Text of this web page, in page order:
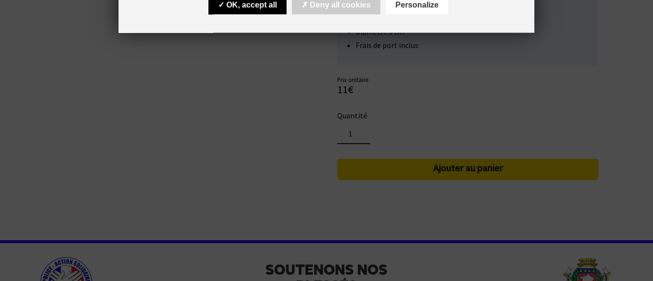
Diamètre 8 cm
Frais de port inclus
Prix unitaire
11€
Quantité
quantité
Hommage
Ajouter au panier
SOUTENONS NOS
OK, accept all Deny all cookies Personalize